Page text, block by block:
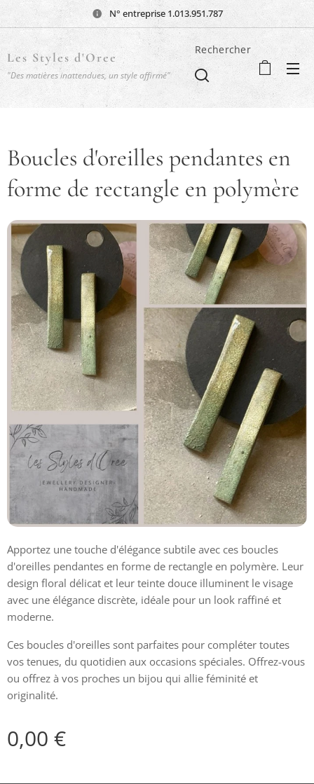
N° entreprise 1.013.951.787
Les Styles d'Oree
"Des matières inattendues, un style affirmé"
Rechercher
Boucles d'oreilles pendantes en
forme de rectangle en polymère
Apportez une touche d'élégance subtile avec ces boucles
d'oreilles pendantes en forme de rectangle en polymère. Leur
design floral délicat et leur teinte douce illuminent le visage
avec une élégance discrète, idéale pour un look raffiné et
moderne.
Ces boucles d'oreilles sont parfaites pour compléter toutes
vos tenues, du quotidien aux occasions spéciales. Offrez-vous
ou offrez à vos proches un bijou qui allie féminité et
originalité.
0,00 €